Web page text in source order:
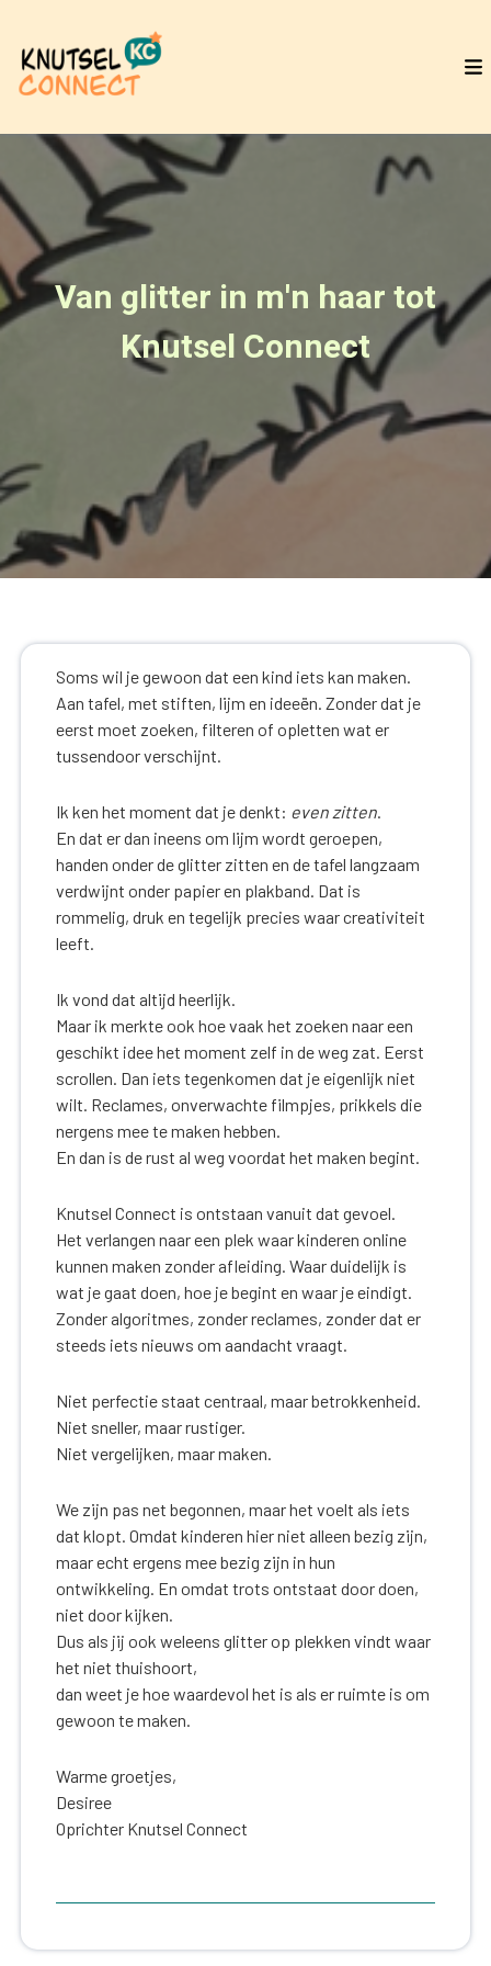
Van glitter in m'n haar tot
Knutsel Connect
Soms wil je gewoon dat een kind iets kan maken.
Aan tafel, met stiften, lijm en ideeën. Zonder dat je
eerst moet zoeken, filteren of opletten wat er
tussendoor verschijnt.
Ik ken het moment dat je denkt: even zitten.
En dat er dan ineens om lijm wordt geroepen,
handen onder de glitter zitten en de tafel langzaam
verdwijnt onder papier en plakband. Dat is
rommelig, druk en tegelijk precies waar creativiteit
leeft.
Ik vond dat altijd heerlijk.
Maar ik merkte ook hoe vaak het zoeken naar een
geschikt idee het moment zelf in de weg zat. Eerst
scrollen. Dan iets tegenkomen dat je eigenlijk niet
wilt. Reclames, onverwachte filmpjes, prikkels die
nergens mee te maken hebben.
En dan is de rust al weg voordat het maken begint.
Knutsel Connect is ontstaan vanuit dat gevoel.
Het verlangen naar een plek waar kinderen online
kunnen maken zonder afleiding. Waar duidelijk is
wat je gaat doen, hoe je begint en waar je eindigt.
Zonder algoritmes, zonder reclames, zonder dat er
steeds iets nieuws om aandacht vraagt.
Niet perfectie staat centraal, maar betrokkenheid.
Niet sneller, maar rustiger.
Niet vergelijken, maar maken.
We zijn pas net begonnen, maar het voelt als iets
dat klopt. Omdat kinderen hier niet alleen bezig zijn,
maar echt ergens mee bezig zijn in hun
ontwikkeling. En omdat trots ontstaat door doen,
niet door kijken.
Dus als jij ook weleens glitter op plekken vindt waar
het niet thuishoort,
dan weet je hoe waardevol het is als er ruimte is om
gewoon te maken.
Warme groetjes,
Desiree
Oprichter Knutsel Connect